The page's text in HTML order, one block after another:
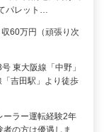
パレット…
60万円（頑張り次
東大阪線「中野」
吉田駅」より徒歩
ラー運転経験2年